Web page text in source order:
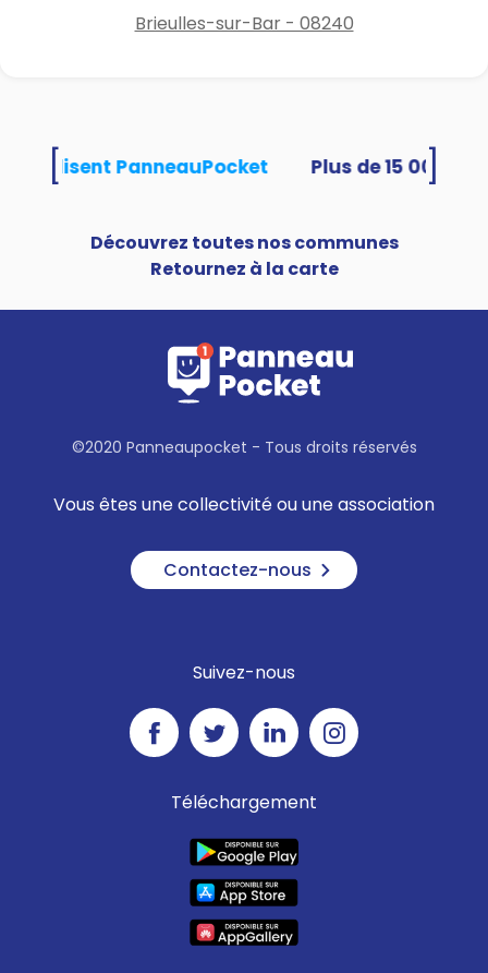
Brieulles-sur-Bar - 08240
utilisent PanneauPocket
Découvrez toutes nos communes
Retournez à la carte
©2020 Panneaupocket - Tous droits réservés
Vous êtes une collectivité ou une association
Contactez-nous
Suivez-nous
Téléchargement